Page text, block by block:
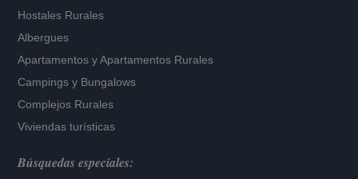
Hostales Rurales
Albergues
Apartamentos yApartamentos Rurales
Campings y Bungalows
Complejos Rurales
Viviendas turísticas
Búsquedas especiales: